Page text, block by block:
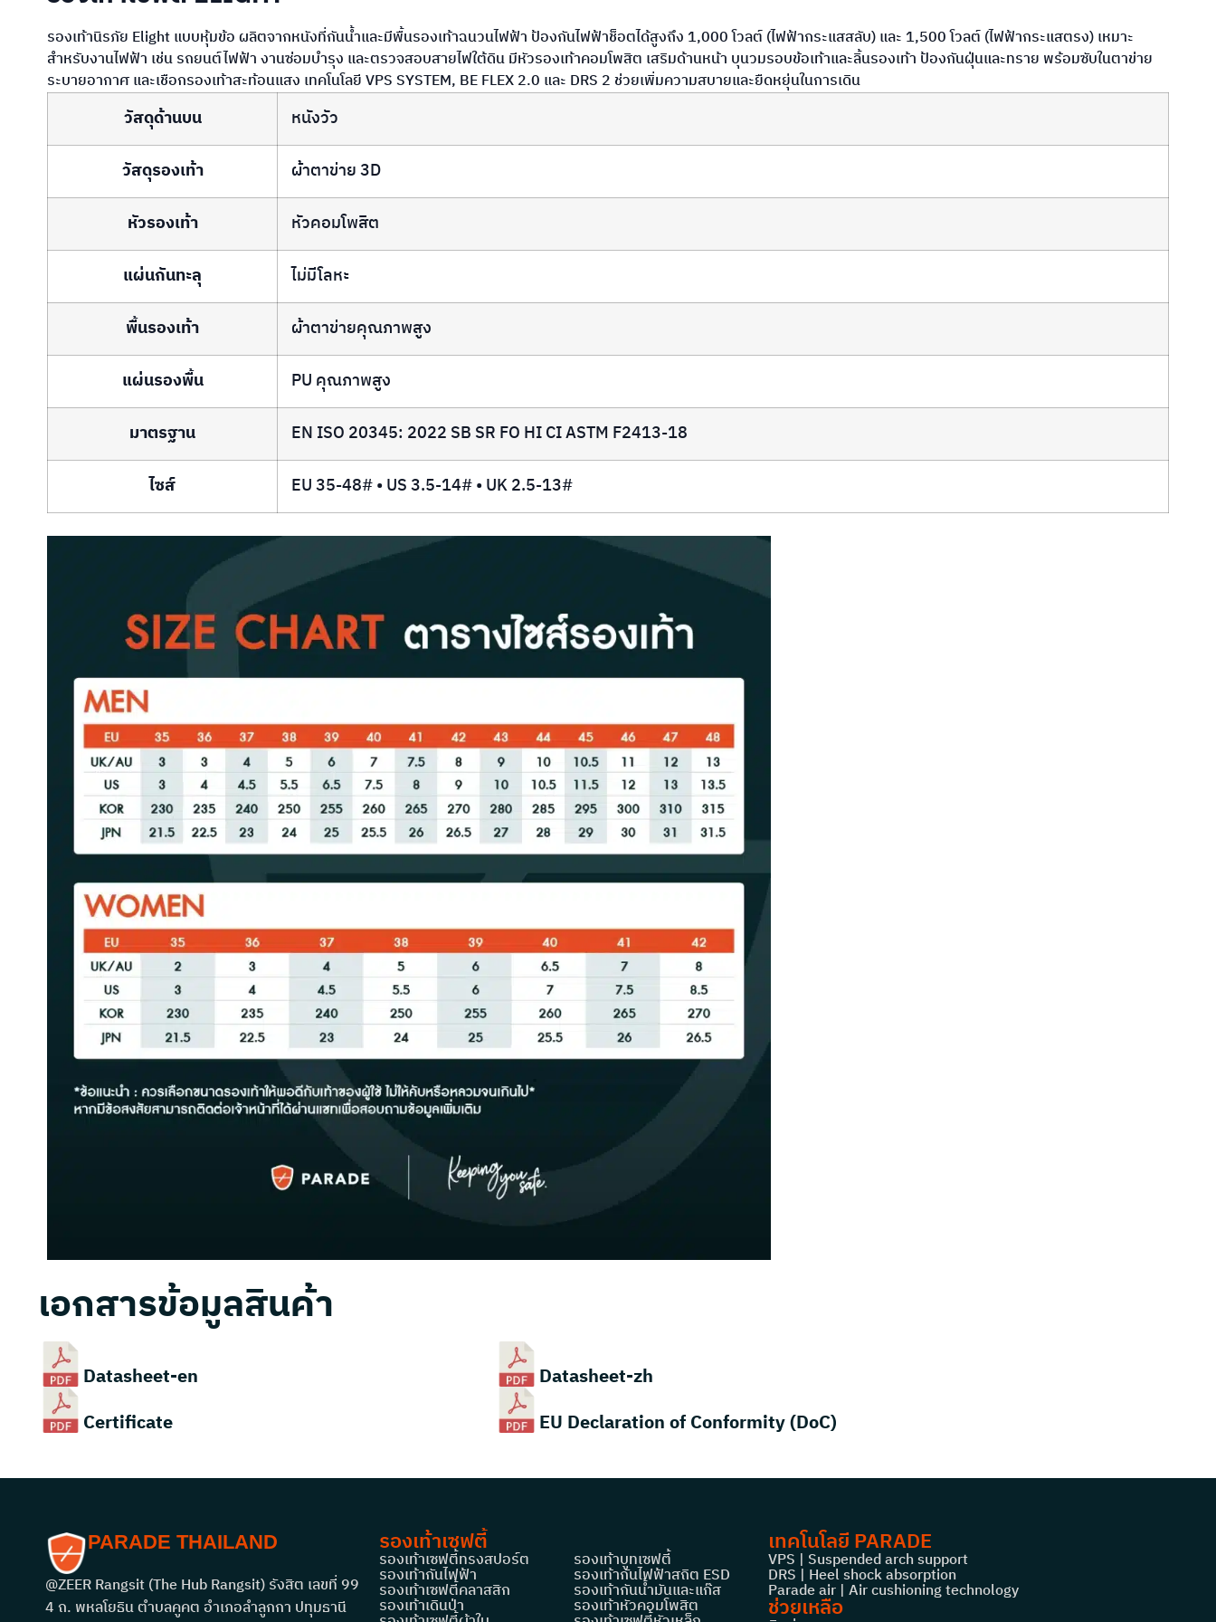
รองเท้านิรภัย Elight แบบหุ้มข้อ ผลิตจากหนังที่กันน้ำและมีพื้นรองเท้าฉนวนไฟฟ้า ป้องกันไฟฟ้าช็อตได้สูงถึง 1,000 โวลต์ (ไฟฟ้ากระแสสลับ) และ 1,500 โวลต์ (ไฟฟ้ากระแสตรง) เหมาะ
สำหรับงานไฟฟ้า เช่น รถยนต์ไฟฟ้า งานซ่อมบำรุง และตรวจสอบสายไฟใต้ดิน มีหัวรองเท้าคอมโพสิต เสริมด้านหน้า บุนวมรอบข้อเท้าและลิ้นรองเท้า ป้องกันฝุ่นและทราย พร้อมซับในตาข่าย
ระบายอากาศ และเชือกรองเท้าสะท้อนแสง เทคโนโลยี VPS SYSTEM, BE FLEX 2.0 และ DRS 2 ช่วยเพิ่มความสบายและยืดหยุ่นในการเดิน
วัสดุด้านบน
หนังวัว
วัสดุรองเท้า
ผ้าตาข่าย 3D
หัวรองเท้า
หัวคอมโพสิต
แผ่นกันทะลุ
ไม่มีโลหะ
พื้นรองเท้า
ผ้าตาข่ายคุณภาพสูง
แผ่นรองพื้น
PU คุณภาพสูง
มาตรฐาน
EN ISO 20345: 2022 SB SR FO HI CI ASTM F2413-18
ไซส์
EU 35-48# • US 3.5-14# • UK 2.5-13#
เอกสารข้อมูลสินค้า
Datasheet-en
Datasheet-zh
Certificate
EU Declaration of Conformity (DoC)
PARADE THAILAND
@ZEER Rangsit (The Hub Rangsit) รังสิต เลขที่ 99
4 ถ. พหลโยธิน ตำบลคูคต อำเภอลำลูกกา ปทุมธานี
รองเท้าเซฟตี้
รองเท้าเซฟตี้ทรงสปอร์ต
รองเท้ากันไฟฟ้า
รองเท้าเซฟตี้คลาสสิก
รองเท้าเดินป่า
รองเท้าบูทเซฟตี้
รองเท้ากันไฟฟ้าสถิต ESD
รองเท้ากันน้ำมันและแก๊ส
รองเท้าหัวคอมโพสิต
เทคโนโลยี PARADE
VPS | Suspended arch support
DRS | Heel shock absorption
Parade air | Air cushioning technology
ช่วยเหลือ